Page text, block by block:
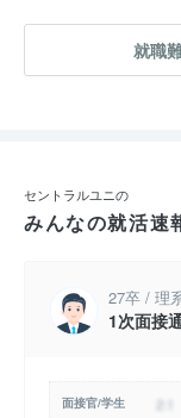
就職
セントラルユニの
みんなの就活速
27卒 / 理
1次面接
面接官/学生